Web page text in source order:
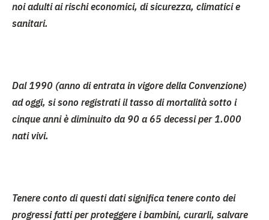
noi adulti ai rischi economici, di sicurezza, climatici e
sanitari.
Dal 1990 (anno di entrata in vigore della Convenzione)
ad oggi, si sono registrati il tasso di mortalità sotto i
cinque anni è diminuito da 90 a 65 decessi per 1.000
nati vivi.
Tenere conto di questi dati significa tenere conto dei
progressi fatti per proteggere i bambini, curarli, salvare